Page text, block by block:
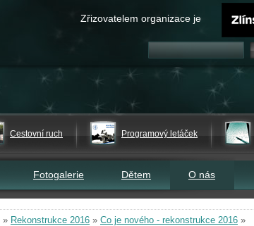
Zřizovatelem organizace je
Cestovní ruch Programový letáček
Fotogalerie Dětem O nás
» Rekonstrukce 2016 » Co je nového - rekonstrukce 2016 »